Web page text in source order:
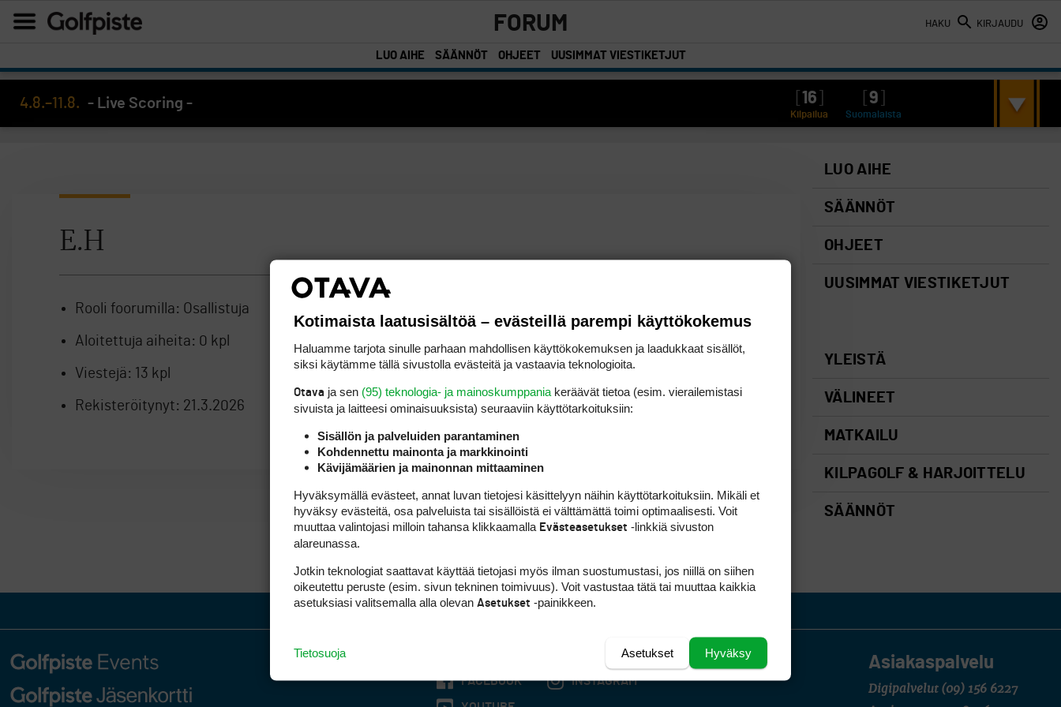
HAKU KIRJAUDU
FORUM
LUO AIHE SÄÄNNÖT OHJEET UUSIMMAT VIESTIKETJUT
4.8.–11.8. - Live Scoring - 16 9
Kilpailua Suomalaista
E.H
Rooli foorumilla: Osallistuja
Aloitettuja aiheita: 0 kpl
Viestejä: 13 kpl
Rekisteröitynyt: 21.3.2026
LUO AIHE
SÄÄNNÖT
OHJEET
UUSIMMAT VIESTIKETJUT
YLEISTÄ
VÄLINEET
MATKAILU
KILPAGOLF & HARJOITTELU
SÄÄNNÖT
Asiakaspalvelu
Digipalvelut (09) 156 6227
FACEBOOK INSTAGRAM
Kotimaista laatusisältöä – evästeillä parempi käyttökokemus
Haluamme tarjota sinulle parhaan mahdollisen käyttökokemuksen ja laadukkaat sisällöt,
siksi käytämme tällä sivustolla evästeitä ja vastaavia teknologioita.
Otava ja sen (95) teknologia- ja mainoskumppania keräävät tietoa (esim. vierailemis­tasi
sivuista ja laitteesi ominaisuuk­sista) seuraaviin käyttötarkoituksiin:
Sisällön ja palveluiden parantaminen
Kohdennettu mainonta ja markkinointi
Kävijämäärien ja mainonnan mittaaminen
Hyväksymällä evästeet, annat luvan tietojesi käsittelyyn näihin käyttötarkoituksiin. Mikäli et
hyväksy evästeitä, osa palveluista tai sisällöistä ei välttämättä toimi optimaalisesti. Voit
muuttaa valintojasi milloin tahansa klikkaamalla Evästeasetukset -linkkiä sivuston
alareunassa.
Jotkin teknologiat saattavat käyttää tietojasi myös ilman suostumustasi, jos niillä on siihen
oikeutettu peruste (esim. sivun tekninen toimivuus). Voit vastustaa tätä tai muuttaa kaikkia
asetuksiasi valitsemalla alla olevan Asetukset -painikkeen.
Hyväksy
Asetukset
Tietosuoja